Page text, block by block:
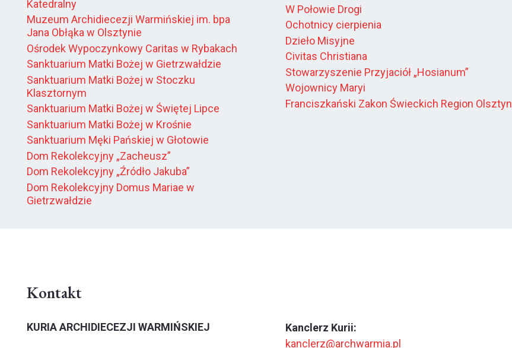
Katedralny
Muzeum Archidiecezji Warmińskiej im. bpa
Jana Obłąka w Olsztynie
Ośrodek Wypoczynkowy Caritas w Rybakach
Sanktuarium Matki Bożej w Gietrzwałdzie
Sanktuarium Matki Bożej w Stoczku
Klasztornym
Sanktuarium Matki Bożej w Świętej Lipce
Sanktuarium Matki Bożej w Krośnie
Sanktuarium Męki Pańskiej w Głotowie
Dom Rekolekcyjny „Zacheusz”
Dom Rekolekcyjny „Źródło Jakuba”
Dom Rekolekcyjny Domus Mariae w
Gietrzwałdzie
W Połowie Drogi
Ochotnicy cierpienia
Dzieło Misyjne
Civitas Christiana
Stowarzyszenie Przyjaciół „Hosianum”
Wojownicy Maryi
Franciszkański Zakon Świeckich Region Olsztyn
Kontakt
KURIA ARCHIDIECEZJI WARMIŃSKIEJ
Kanclerz Kurii:
kanclerz@archwarmia.pl